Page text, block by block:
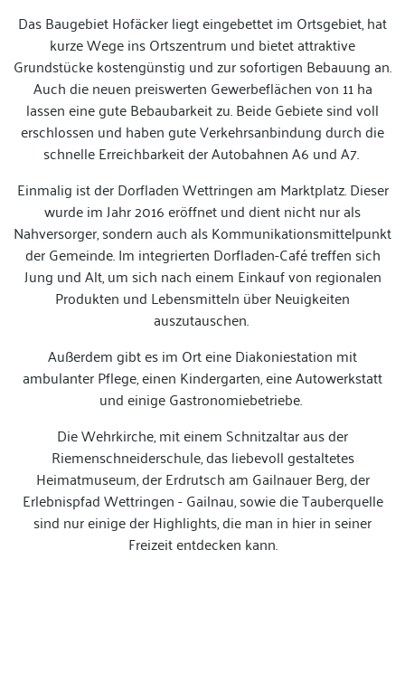
Das Baugebiet Hofäcker liegt eingebettet im Ortsgebiet, hat
kurze Wege ins Ortszentrum und bietet attraktive
Grundstücke kostengünstig und zur sofortigen Bebauung an.
Auch die neuen preiswerten Gewerbeflächen von 11 ha
lassen eine gute Bebaubarkeit zu. Beide Gebiete sind voll
erschlossen und haben gute Verkehrsanbindung durch die
schnelle Erreichbarkeit der Autobahnen A6 und A7.
Einmalig ist der Dorfladen Wettringen am Marktplatz. Dieser
wurde im Jahr 2016 eröffnet und dient nicht nur als
Nahversorger, sondern auch als Kommunikationsmittelpunkt
der Gemeinde. Im integrierten Dorfladen-Café treffen sich
Jung und Alt, um sich nach einem Einkauf von regionalen
Produkten und Lebensmitteln über Neuigkeiten
auszutauschen.
Außerdem gibt es im Ort eine Diakoniestation mit
ambulanter Pflege, einen Kindergarten, eine Autowerkstatt
und einige Gastronomiebetriebe.
Die Wehrkirche, mit einem Schnitzaltar aus der
Riemenschneiderschule, das liebevoll gestaltetes
Heimatmuseum, der Erdrutsch am Gailnauer Berg, der
Erlebnispfad Wettringen - Gailnau, sowie die Tauberquelle
sind nur einige der Highlights, die man in hier in seiner
Freizeit entdecken kann.